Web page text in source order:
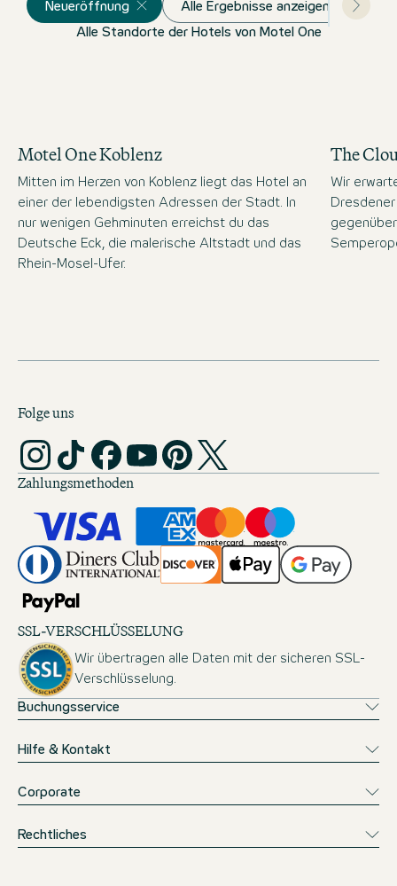
Neueröffnung Alle Ergebnisse anzeigen
Alle Standorte der Hotels von Motel One
Motel One Koblenz
Mitten im Herzen von Koblenz liegt das Hotel an
einer der lebendigsten Adressen der Stadt. In
nur wenigen Gehminuten erreichst du das
Deutsche Eck, die malerische Altstadt und das
Rhein-Mosel-Ufer.
The
Wir
Folge uns
Zahlungsmethoden
SSL-VERSCHLÜSSELUNG
Wir übertragen alle Daten mit der sicheren SSL-
Verschlüsselung.
Buchungsservice
Hilfe & Kontakt
Corporate
Rechtliches